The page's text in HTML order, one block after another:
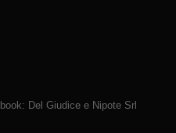
Del Giudice e Nipote Srl